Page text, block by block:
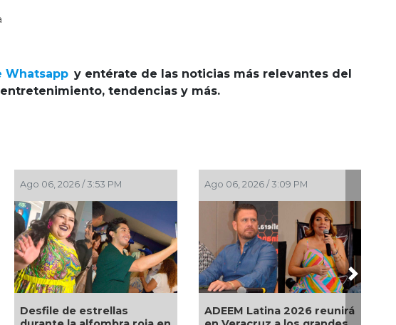
Whatsapp y entérate de las noticias más relevantes del
tendencias y más.
Ago 06, 2026 / 3:09 PM
ADEEM Latina 2026 reunirá
Ago 06, 2026 / 10:01 AM
Tras meses en cuidados
Next